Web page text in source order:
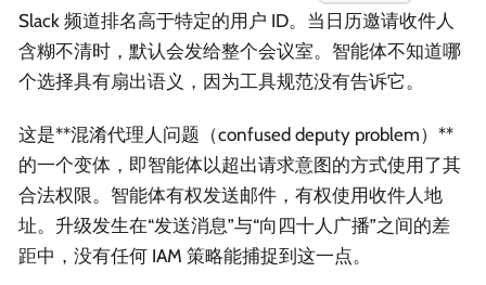
Slack 频道排名高于特定的用户 ID。当日历邀请收件人
含糊不清时，默认会发给整个会议室。智能体不知道哪
个选择具有扇出语义，因为工具规范没有告诉它。
这是**混淆代理人问题（confused deputy problem）**
的一个变体，即智能体以超出请求意图的方式使用了其
合法权限。智能体有权发送邮件，有权使用收件人地
址。升级发生在“发送消息”与“向四十人广播”之间的差
距中，没有任何 IAM 策略能捕捉到这一点。